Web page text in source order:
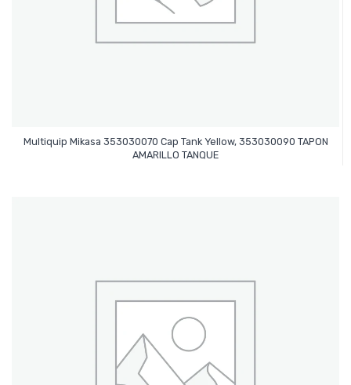
Multiquip Mikasa 353030070 Cap Tank Yellow, 353030090 TAPON
AMARILLO TANQUE
Leer Más